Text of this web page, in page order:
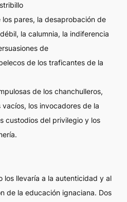
pares, la desaprobación de
la calumnia, la indiferencia
de
de los traficantes de la
de los chanchulleros,
los invocadores de la
custodios del privilegio y los
los llevaría a la autenticidad y al
de la educación ignaciana. Dos